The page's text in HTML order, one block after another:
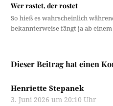
Wer rastet, der rostet
So hieß es wahrscheinlich
bekannterweise fängt ja ab
Dieser Beitrag hat einen
Henriette Stepanek
3. Juni 2026 um 20:10 Uhr